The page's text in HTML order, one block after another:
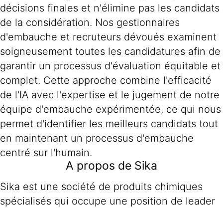
décisions finales et n'élimine pas les candidats
de la considération. Nos gestionnaires
d'embauche et recruteurs dévoués examinent
soigneusement toutes les candidatures afin de
garantir un processus d'évaluation équitable et
complet. Cette approche combine l'efficacité
de l'IA avec l'expertise et le jugement de notre
équipe d'embauche expérimentée, ce qui nous
permet d'identifier les meilleurs candidats tout
en maintenant un processus d'embauche
centré sur l'humain.
A propos de Sika
Sika est une société de produits chimiques
spécialisés qui occupe une position de leader